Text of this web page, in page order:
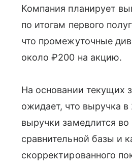
Компания планирует
по итогам первого
что промежуточные
около ₽200 на акцию.
На основании текущих
ожидает, что выручка в
выручки замедлится
сравнительной базы и
скорректированного